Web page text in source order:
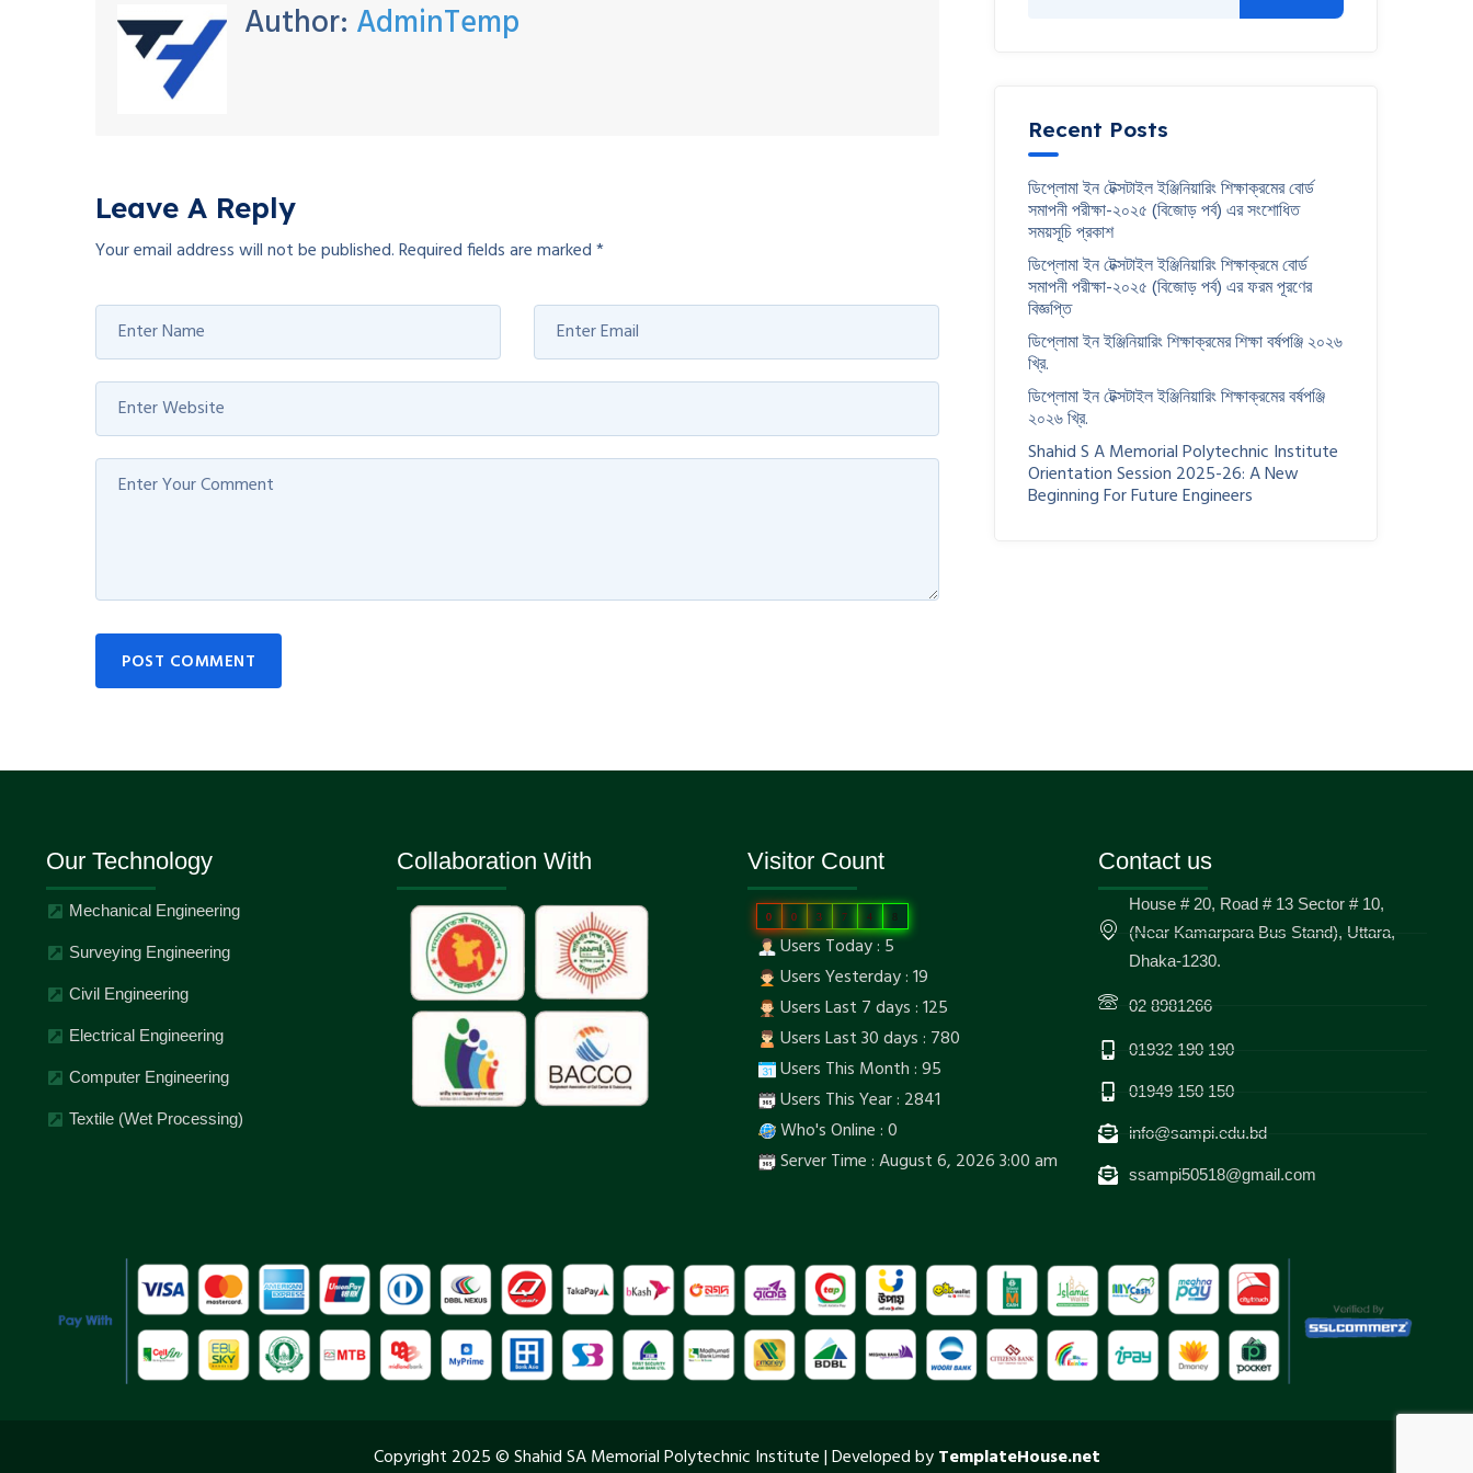
Author: AdminTemp
Leave A Reply
Your email address will not be published.Required fields are marked*
POST COMMENT
Recent Posts
ডিপ্লোমা ইন টেক্সটাইল ইঞ্জিনিয়ারিং শিক্ষাক্রমের বোর্ড
সমাপনী পরীক্ষা-২০২৫ (বিজোড় পর্ব) এর সংশোধিত
সময়সূচি প্রকাশ
ডিপ্লোমা ইন টেক্সটাইল ইঞ্জিনিয়ারিং শিক্ষাক্রমে বোর্ড
সমাপনী পরীক্ষা-২০২৫ (বিজোড় পর্ব) এর ফরম পূরণের
বিজ্ঞপ্তি
ডিপ্লোমা ইন ইঞ্জিনিয়ারিং শিক্ষাক্রমের শিক্ষা বর্ষপঞ্জি ২০২৬
খ্রি.
ডিপ্লোমা ইন টেক্সটাইল ইঞ্জিনিয়ারিং শিক্ষাক্রমের বর্ষপঞ্জি
২০২৬ খ্রি.
Shahid S A Memorial Polytechnic Institute
Orientation Session 2025-26: A New
Beginning For Future Engineers
Our Technology
Mechanical Engineering
Surveying Engineering
Civil Engineering
Electrical Engineering
Computer Engineering
Textile (Wet Processing)
Collaboration With Visitor Count
0 0 3 7 4 8
Users Today : 5
Users Yesterday : 19
Users Last 7 days : 125
Users Last 30 days : 780
Users This Month : 95
Users This Year : 2841
Who's Online : 0
Server Time : August 6, 2026 3:00 am
Contact us
House # 20, Road # 13 Sector # 10,
(Near Kamarpara Bus Stand), Uttara,
Dhaka-1230.
02 8981266
01932 190 190
01949 150 150
info@sampi.edu.bd
ssampi50518@gmail.com
Copyright 2025 © Shahid SA Memorial Polytechnic Institute | Developed byTemplateHouse.net